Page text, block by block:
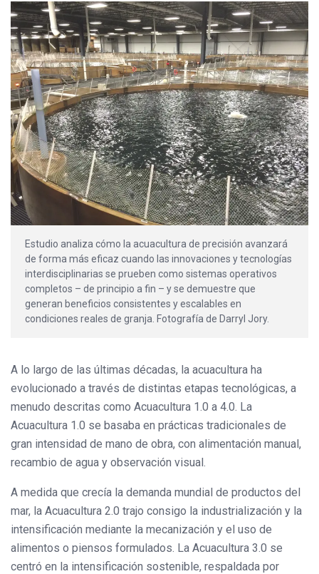
Estudio analiza cómo la acuacultura de precisión avanzará
de forma más eficaz cuando las innovaciones y tecnologías
interdisciplinarias se prueben como sistemas operativos
completos – de principio a fin – y se demuestre que
generan beneficios consistentes y escalables en
condiciones reales de granja. Fotografía de Darryl Jory.
A lo largo de las últimas décadas, la acuacultura ha
evolucionado a través de distintas etapas tecnológicas, a
menudo descritas como Acuacultura 1.0 a 4.0. La
Acuacultura 1.0 se basaba en prácticas tradicionales de
gran intensidad de mano de obra, con alimentación manual,
recambio de agua y observación visual.
A medida que crecía la demanda mundial de productos del
mar, la Acuacultura 2.0 trajo consigo la industrialización y la
intensificación mediante la mecanización y el uso de
alimentos o piensos formulados. La Acuacultura 3.0 se
centró en la intensificación sostenible, respaldada por